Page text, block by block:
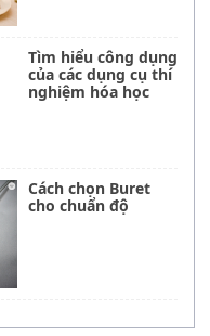
Tìm hiểu công dụng
của các dụng cụ thí
nghiệm hóa học
Cách chọn Buret
cho chuẩn độ